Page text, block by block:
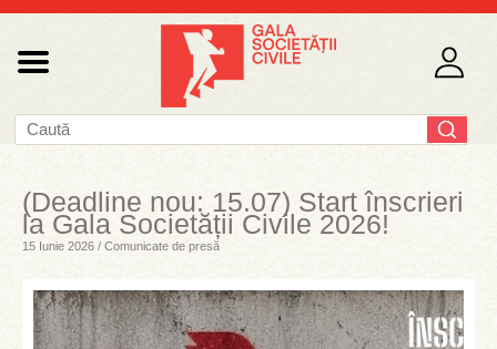
(Deadline nou: 15.07) Start înscrieri
la Gala Societății Civile 2026!
15 Iunie 2026 / Comunicate de presă